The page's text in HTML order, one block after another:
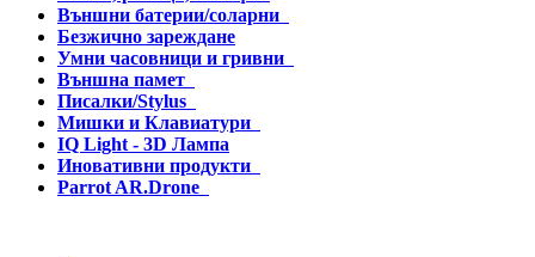
Външни батерии/соларни
Безжично зареждане
Умни часовници и гривни
Външна памет
Писалки/Stylus
Мишки и Клавиатури
IQ Light - 3D Лампа
Иновативни продукти
Parrot AR.Drone